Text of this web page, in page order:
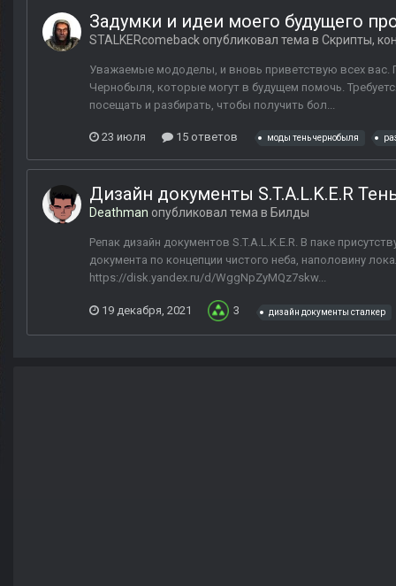
Задумки и идеи моего будущего
STALKERcomeback опубликовал тема в Скрипты,
Уважаемые мододелы, и вновь приветствую всех
Чернобыля, которые могут в будущем помочь.
посещать и разбирать, чтобы получить бол...
23 июля 15 ответов моды тень чернобыля
Дизайн документы S.T.A.L.K.E.R
Deathman опубликовал тема в Билды
Репак дизайн документов S.T.A.L.K.E.R. В паке
документа по концепции чистого неба, наполовину
https://disk.yandex.ru/d/WggNpZyMQz7skw...
19 декабря, 2021 3 дизайн документы сталкер